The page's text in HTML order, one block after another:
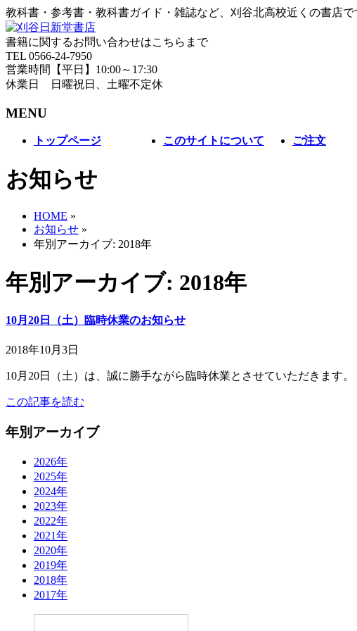
教科書・参考書・教科書ガイド・雑誌など、刈谷北高校近くの書店で
書籍に関するお問い合わせはこちらまで
TEL 0566-24-7950
営業時間【平日】10:00～17:30
休業日 日曜祝日、土曜不定休
MENU
ュ
ー
トップページ このサイトについて ご注文
お知らせ
HOME »
お知らせ »
年別アーカイブ: 2018年
年別アーカイブ: 2018年
10月20日（土）臨時休業のお知らせ
2018年10月3日
10月20日（土）は、誠に勝手ながら臨時休業とさせていただきます。
この記事を読む
年別アーカイブ
2026年
2025年
2024年
2023年
2022年
2021年
2020年
2019年
2018年
2017年